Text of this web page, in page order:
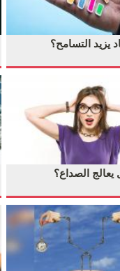
يزيد التسامح؟
يعالج الصداع؟